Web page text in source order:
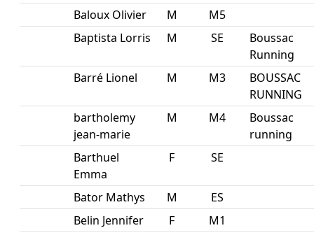
Baloux Olivier M
M5
Baptista Lorris
M SE
Boussac
Running
Barré Lionel
M M3
BOUSSAC
RUNNING
bartholemy
jean-marie
M M4
Boussac
running
Barthuel
Emma
F SE
Bator Mathys M
ES
Belin Jennifer
F
M1